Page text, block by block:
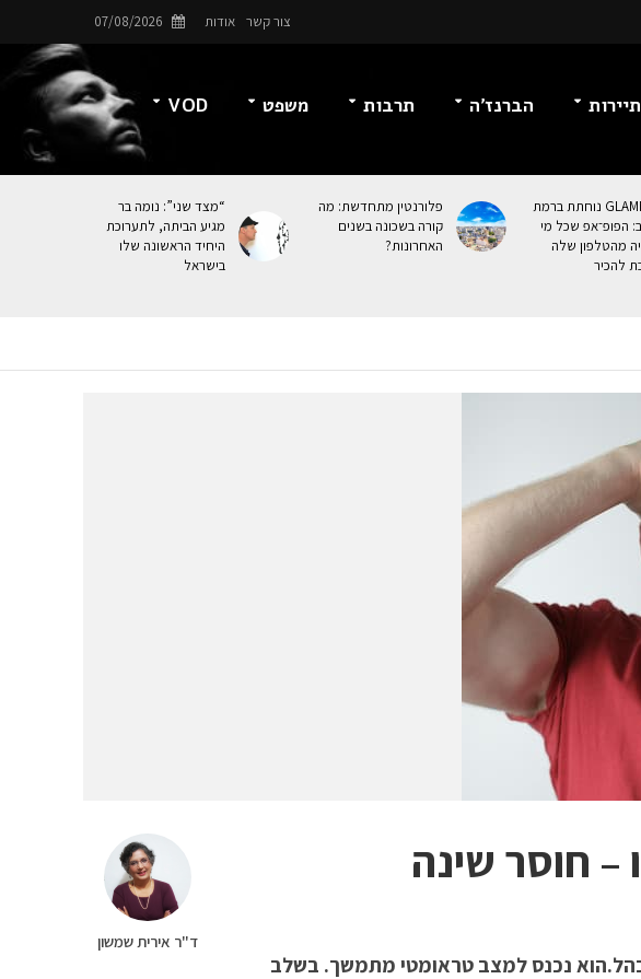
צור קשר אודות 07/08/2026
תיירות הברנז’ה תרבות משפט VOD
GLAMMIE נוחתת ברמת
הפופ־אפ שכל מי
מהטלפון שלה
להכיר
פלורנטין מתחדשת: מה
קורה בשכונה בשנים
האחרונות?
“מצד שני”: נומה בר
מגיע הביתה, לתערוכת
היחיד הראשונה שלו
בישראל
ד"ר אירית שמשון
– חוסר שינה
נכנס למצב טראומטי מתמשך. בשלב